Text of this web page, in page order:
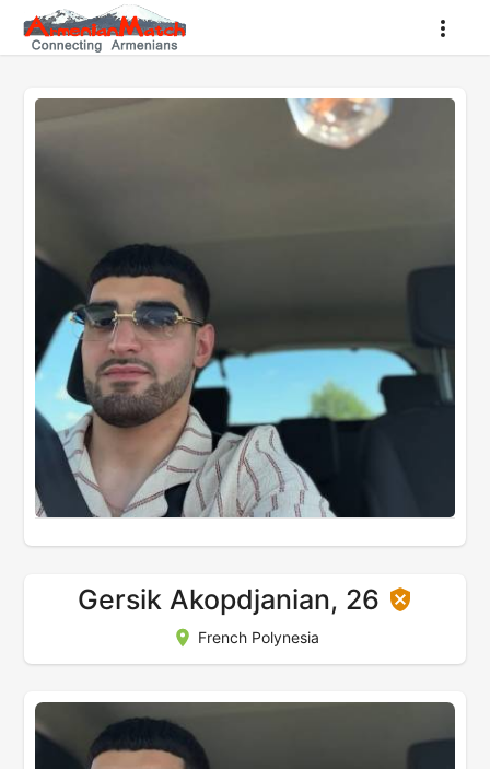
Gersik Akopdjanian, 26
French Polynesia